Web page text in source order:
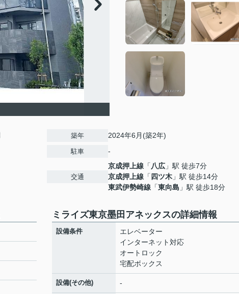
築年 2024年6月(築2年)
駐車 -
交通
京成押上線 「 八広 」駅 徒歩7分
京成押上線 「 四ツ木 」駅 徒歩14分
東武伊勢崎線 「東向島 」駅 徒歩18分
ミライズ東京墨田アネックスの詳細情報
設備条件
エレベーター
インターネット対応
オートロック
宅配ボックス
設備(その他) -